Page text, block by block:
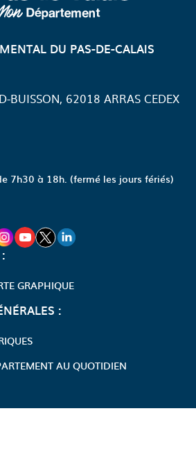
DU PAS-DE-CALAIS
BUISSON, 62018 ARRAS CEDEX
7h30 à 18h. (fermé les jours fériés)
FENÊTRE VERS LA PAGE
FENÊTRE VERS LA
NOUVELLE FENÊTRE VERS LA
NOUVELLE FENÊTRE VERS
NOUVELLE FENÊTRE
GRAPHIQUE
:
AU QUOTIDIEN